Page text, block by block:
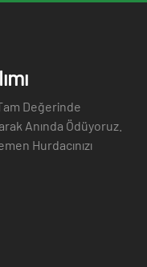
Değerinde
Anında Ödüyoruz.
Hurdacınızı